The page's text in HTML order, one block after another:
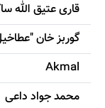
قاری عتیق الله
گوربز خان
Akmal
محمد جواد داعی